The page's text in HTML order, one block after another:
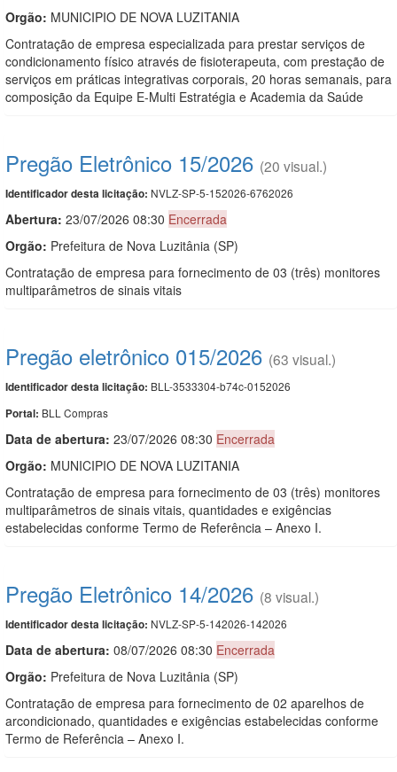
Orgão: MUNICIPIO DE NOVA LUZITANIA
Contratação de empresa especializada para prestar serviços de
condicionamento físico através de fisioterapeuta, com prestação de
serviços em práticas integrativas corporais, 20 horas semanais, para
composição da Equipe E-Multi Estratégia e Academia da Saúde
Pregão Eletrônico 15/2026 (20 visual.)
Identificador desta licitação: NVLZ-SP-5-152026-6762026
Abertura: 23/07/2026 08:30 Encerrada
Orgão: Prefeitura de Nova Luzitânia (SP)
Contratação de empresa para fornecimento de 03 (três) monitores
multiparâmetros de sinais vitais
Pregão eletrônico 015/2026 (63 visual.)
Identificador desta licitação: BLL-3533304-b74c-0152026
Portal: BLL Compras
Data de abertura: 23/07/2026 08:30 Encerrada
Orgão: MUNICIPIO DE NOVA LUZITANIA
Contratação de empresa para fornecimento de 03 (três) monitores
multiparâmetros de sinais vitais, quantidades e exigências
estabelecidas conforme Termo de Referência – Anexo I.
Pregão Eletrônico 14/2026 (8 visual.)
Identificador desta licitação: NVLZ-SP-5-142026-142026
Data de abertura: 08/07/2026 08:30 Encerrada
Orgão: Prefeitura de Nova Luzitânia (SP)
Contratação de empresa para fornecimento de 02 aparelhos de
arcondicionado, quantidades e exigências estabelecidas conforme
Termo de Referência – Anexo I.